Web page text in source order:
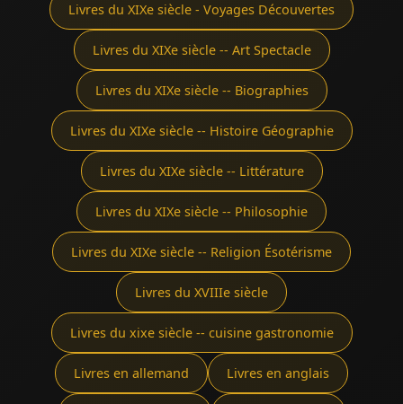
Livres du XIXe siècle - Voyages Découvertes
Livres du XIXe siècle -- Art Spectacle
Livres du XIXe siècle -- Biographies
Livres du XIXe siècle -- Histoire Géographie
Livres du XIXe siècle -- Littérature
Livres du XIXe siècle -- Philosophie
Livres du XIXe siècle -- Religion Ésotérisme
Livres du XVIIIe siècle
Livres du xixe siècle -- cuisine gastronomie
Livres en allemand Livres en anglais